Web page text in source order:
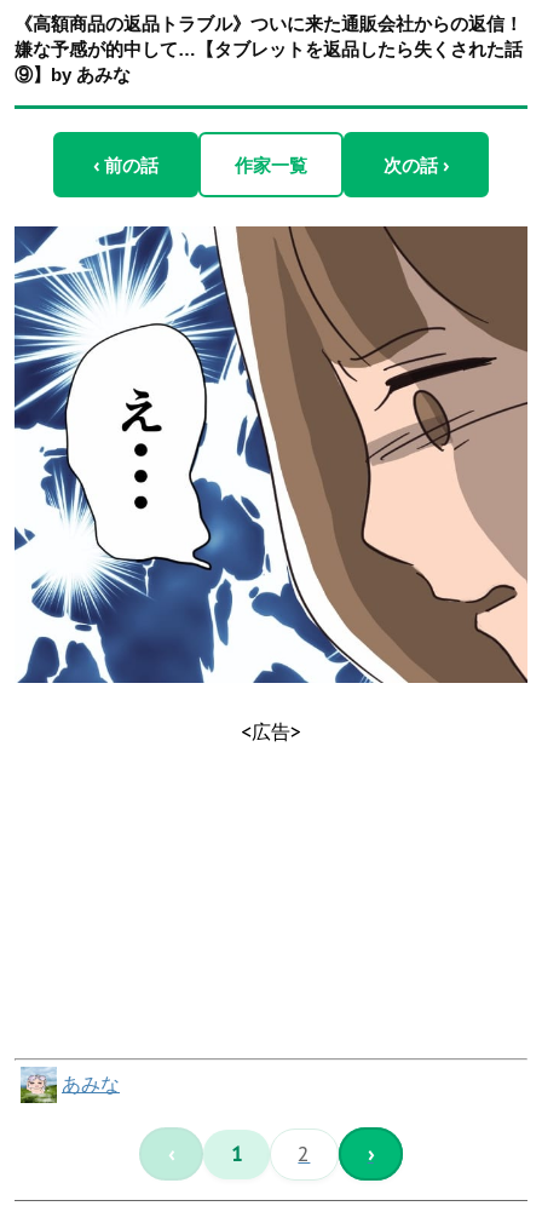
《高額商品の返品トラブル》ついに来た通販会社からの返信！
嫌な予感が的中して…【タブレットを返品したら失くされた話
⑨】by あみな
‹ 前の話 作家一覧 次の話 ›
<広告>
あみな
‹ 1 2 ›